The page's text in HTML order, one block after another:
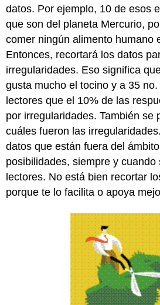
datos. Por ejemplo, 10 de esos
que son del planeta Mercurio,
comer ningún alimento humano
Entonces, recortará los datos
irregularidades. Eso significa
gusta mucho el tocino y a 35
lectores que el 10% de las
por irregularidades. También se
cuáles fueron las
datos que están fuera del
posibilidades, siempre y cuando
lectores. No está bien recortar
porque te lo facilita o apoya